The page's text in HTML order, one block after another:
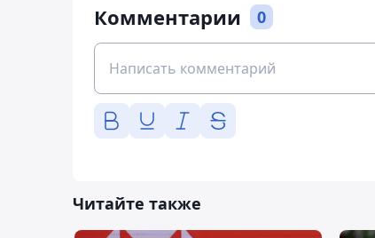
Комментарии 0
Читайте также